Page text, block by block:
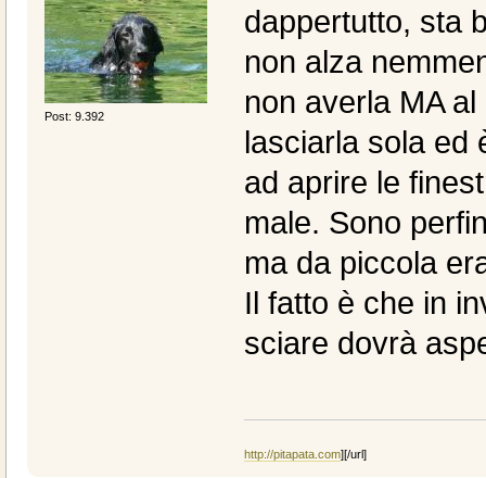
Post: 9.392
dappertutto, sta
non alza
non averla MA
lasciarla sola ed
ad aprire le
male. Sono
ma da piccola
Il fatto è che in
sciare dovrà
http://pitapata.com][/url]